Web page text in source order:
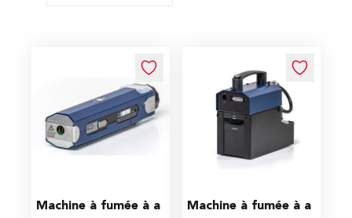
Machine à fumée à a
Machine à fumée à a